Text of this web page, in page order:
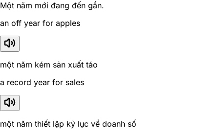
Một năm mới đang đến gần.
an off year for apples
một năm kém sản xuất táo
a record year for sales
một năm thiết lập kỷ lục về doanh số